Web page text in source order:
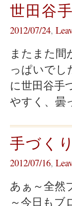
世田谷
2012/07/24,
またまた間
っぱいでし
に世田谷手
やすく、曇
手づく
2012/07/16,
あぁ～全然
～今日もブ